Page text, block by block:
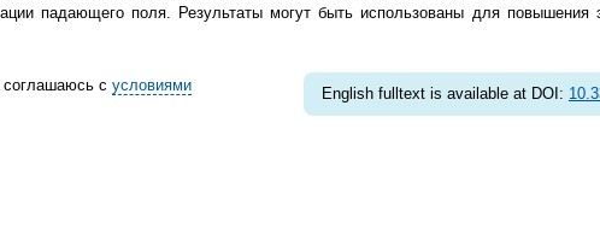
падающего поля. Результаты могут быть использованы для
с условиями
English fulltext is available at DOI: